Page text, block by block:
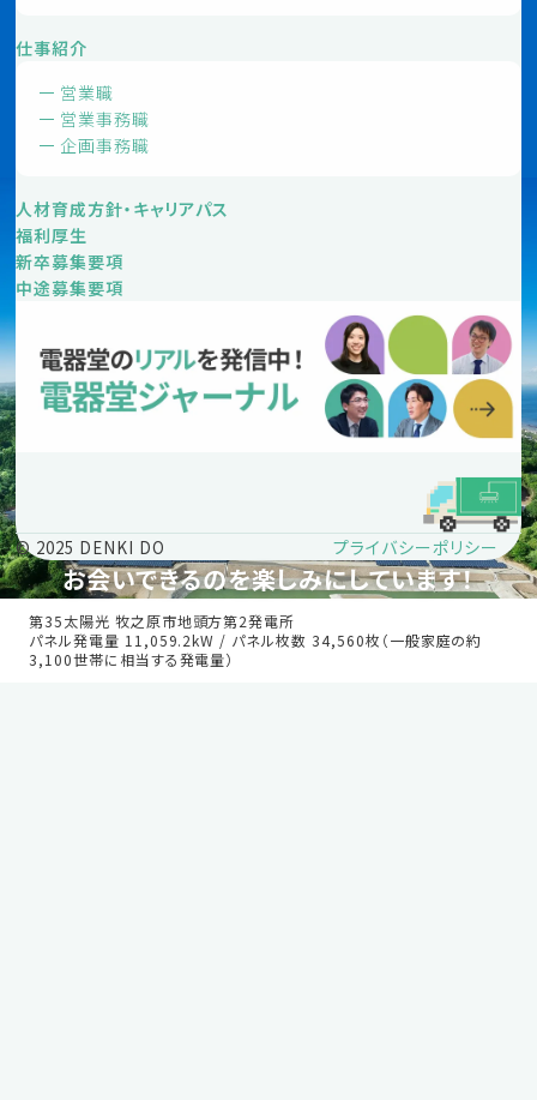
仕事紹介
営業職
営業事務職
企画事務職
人材育成方針・キャリアパス
福利厚生
新卒募集要項
中途募集要項
© 2025 DENKI DO プライバシーポリシー
お会いできるのを楽しみにしています！
第35太陽光 牧之原市地頭方第2発電所
パネル発電量 11,059.2kW / パネル枚数 34,560枚（一般家庭の約
3,100世帯に相当する発電量）